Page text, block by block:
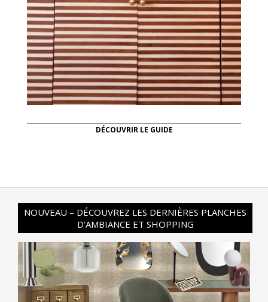
DÉCOUVRIR LE GUIDE
NOUVEAU – DÉCOUVREZ LES DERNIÈRES PLANCHES
D’AMBIANCE ET SHOPPING